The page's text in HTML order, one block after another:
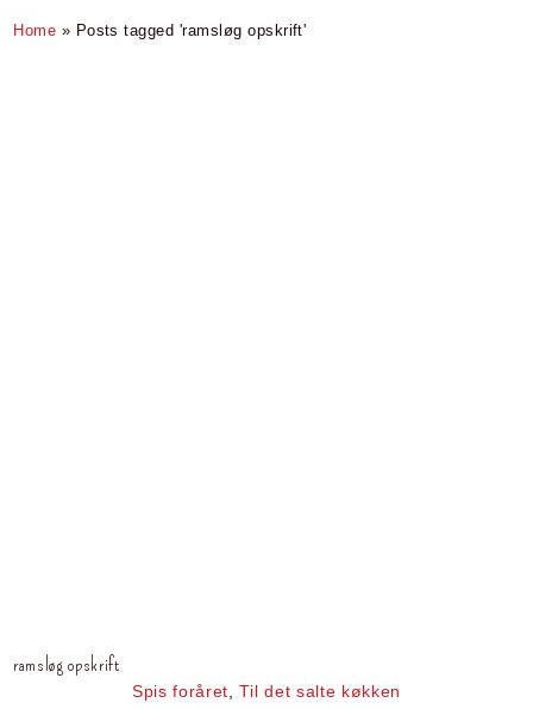
Home » Posts tagged 'ramsløg opskrift'
ramsløg opskrift
Spis foråret,Til det salte køkken